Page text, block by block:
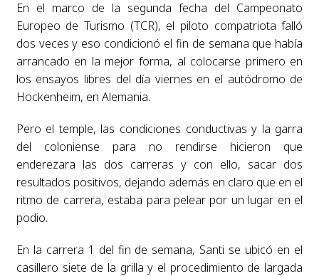
En el marco de la segunda fecha del Campeonato
Europeo de Turismo (TCR), el piloto compatriota falló
dos veces y eso condicionó el fin de semana que había
arrancado en la mejor forma, al colocarse primero en
los ensayos libres del día viernes en el autódromo de
Hockenheim, en Alemania.
Pero el temple, las condiciones conductivas y la garra
del coloniense para no rendirse hicieron que
enderezara las dos carreras y con ello, sacar dos
resultados positivos, dejando además en claro que en el
ritmo de carrera, estaba para pelear por un lugar en el
podio.
En la carrera 1 del fin de semana, Santi se ubicó en el
casillero siete de la grilla y el procedimiento de largada